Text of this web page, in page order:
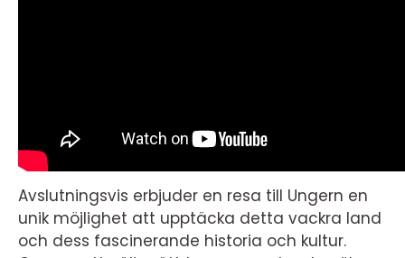
Avslutningsvis erbjuder en resa till Ungern en
unik möjlighet att upptäcka detta vackra land
och dess fascinerande historia och kultur.